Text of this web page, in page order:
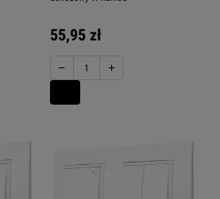
55,95 zł
− +